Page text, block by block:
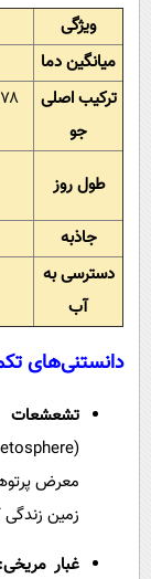
ویژگی
میانگین دما
ترکیب اصلی
جو
طول روز
جاذبه
دسترسی به
آب
دانستنی‌های
تشعشعات
معرض
زمین زندگی
غبار مریخی: